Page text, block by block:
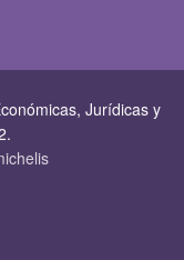
Jurí­dicas y